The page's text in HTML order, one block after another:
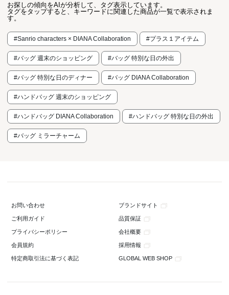
お探しの傾向をAIが分析して、タグ表示しています。
タグをタップすると、キーワードに関連した商品が一覧で表示されま
す。
#Sanrio characters × DIANA Collaboration #プラス１アイテム
#バッグ 週末のショッピング #バッグ 特別な日の外出
#バッグ 特別な日のディナー #バッグ DIANA Collaboration
#ハンドバッグ 週末のショッピング
#ハンドバッグ DIANA Collaboration #ハンドバッグ 特別な日の外出
#バッグ ミラーチャーム
お問い合わせ ブランドサイト
ご利用ガイド 品質保証
プライバシーポリシー 会社概要
会員規約 採用情報
特定商取引法に基づく表記 GLOBAL WEB SHOP